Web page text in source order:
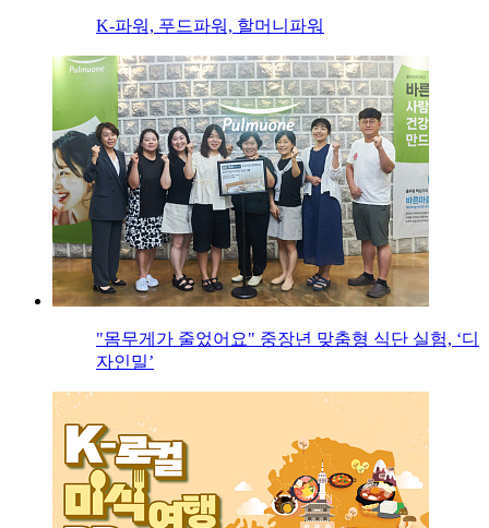
K-파워, 푸드파워, 할머니파워
"몸무게가 줄었어요" 중장년 맞춤형 식단 실험, ‘디
자인밀’